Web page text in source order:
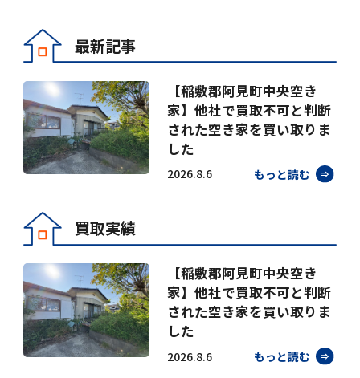
最新記事
【稲敷郡阿見町中央空き
家】他社で買取不可と判断
された空き家を買い取りま
した
2026.8.6 もっと読む
買取実績
【稲敷郡阿見町中央空き
家】他社で買取不可と判断
された空き家を買い取りま
した
2026.8.6 もっと読む